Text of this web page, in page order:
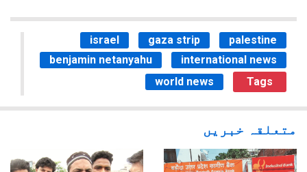
israel gaza strip
palestine
benjamin netanyahu
international news
world news
Tags
متعلقہ خبریں